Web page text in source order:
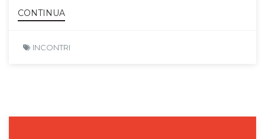
CONTINUA
INCONTRI